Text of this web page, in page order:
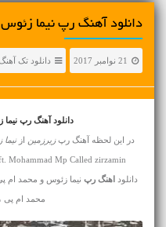
دانلود آهنگ رپ نیما
21 نوامبر 2017 دانلود تک
دانلود آهنگ رپ
در این لحظه آهنگ رپزیرزمین از
Mohammad Mp Called zirzamin
دانلود اهنگ رپ
محمد ام پی ،